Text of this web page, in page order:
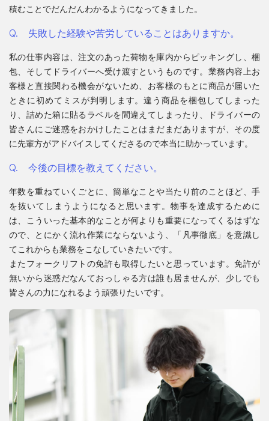
積むことでだんだんわかるようになってきました。
失敗した経験や苦労していることはありますか。
私の仕事内容は、注文のあった荷物を庫内からピッキングし、梱
包、そしてドライバーへ受け渡すというものです。業務内容上お
客様と直接関わる機会がないため、お客様のもとに商品が届いた
ときに初めてミスが判明します。違う商品を梱包してしまった
り、詰めた箱に貼るラベルを間違えてしまったり、ドライバーの
皆さんにご迷惑をおかけしたことはまだまだありますが、その度
に先輩方がアドバイスしてくださるので本当に助かっています。
今後の目標を教えてください。
年数を重ねていくごとに、簡単なことや当たり前のことほど、手
を抜いてしまうようになると思います。物事を達成するために
は、こういった基本的なことが何よりも重要になってくるはずな
ので、とにかく流れ作業にならないよう、「凡事徹底」を意識し
てこれからも業務をこなしていきたいです。
またフォークリフトの免許も取得したいと思っています。免許が
無いから迷惑だなんておっしゃる方は誰も居ませんが、少しでも
皆さんの力になれるよう頑張りたいです。